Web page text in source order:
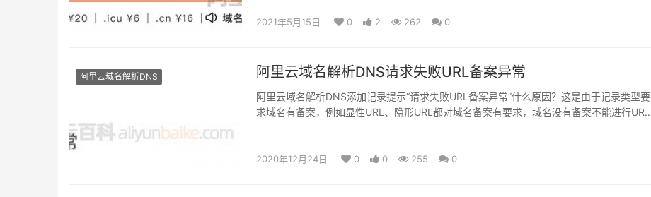
2021年5月15日 0 2 262 0
阿里云域名解析DNS 阿里云域名解析DNS请求失败URL备案异常
阿里云域名解析DNS添加记录提示“请求失败URL备案异常”什么原因？这是由于记录类型要
求域名有备案，例如显性URL、隐形URL都对域名备案有要求，域名没有备案不能进行URL
2020年12月24日 0 0 255 0